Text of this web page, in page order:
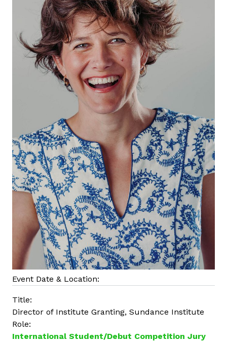
Event Date & Location:
Title:
Director of Institute Granting, Sundance Institute
Role:
International Student/Debut Competition Jury